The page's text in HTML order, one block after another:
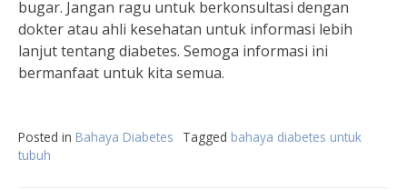
bugar. Jangan ragu untuk berkonsultasi dengan
dokter atau ahli kesehatan untuk informasi lebih
lanjut tentang diabetes. Semoga informasi ini
bermanfaat untuk kita semua.
Posted in Bahaya Diabetes Tagged bahaya diabetes untuk
tubuh